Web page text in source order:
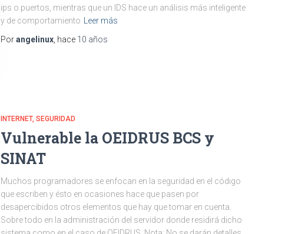
ips o puertos, mientras que un IDS hace un análisis más inteligente
y de comportamiento
Leer más
Porangelinux , hace 10 años
INTERNET SEGURIDAD
Vulnerable la OEIDRUS BCS y
SINAT
Muchos programadores se enfocan en la seguridad en el código
que escriben y ésto en ocasiones hace que pasen por
desapercibidos otros elementos que hay que tomar en cuenta.
Sobre todo en la administración del servidor donde residirá dicho